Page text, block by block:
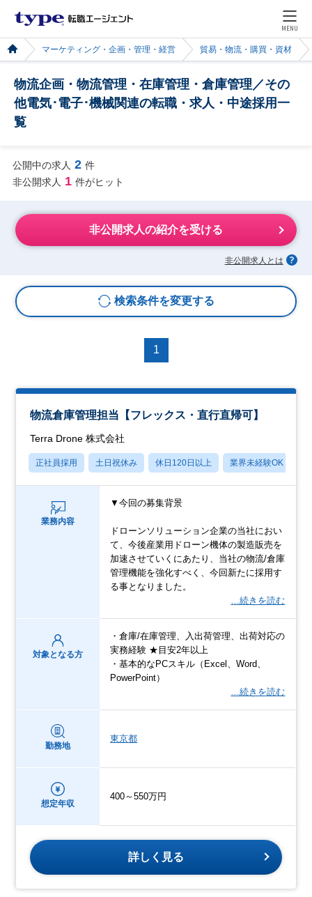
MENU
マーケティング・企画・管理・経営 貿易・物流・購買・資材
物流企画・物流管理・在庫管理・倉庫管理／その
他電気･電子･機械関連の転職・求人・中途採用一
覧
公開中の求人 2 件
非公開求人 1 件がヒット
非公開求人の紹介を受ける
非公開求人とは
検索条件を変更する
1
物流倉庫管理担当【フレックス・直行直帰可】
Terra Drone 株式会社
正社員採用 土日祝休み 休日120日以上 業界未経験OK
業務内容
▼今回の募集背景
ドローンソリューション企業の当社におい
て、今後産業用ドローン機体の製造販売を
加速させていくにあたり、当社の物流/倉庫
管理機能を強化すべく、今回新たに採用す
る事となりました。
…続きを読む
対象となる方
・倉庫/在庫管理、入出荷管理、出荷対応の
実務経験 ★目安2年以上
・基本的なPCスキル（Excel、Word、
PowerPoint）
…続きを読む
勤務地
東京都
想定年収
400～550万円
詳しく見る